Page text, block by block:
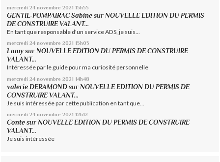
mercredi 24 novembre 2021 15h55
GENTIL-POMPAIRAC Sabine sur NOUVELLE EDITION DU PERMIS
DE CONSTRUIRE VALANT...
En tant que responsable d'un service ADS, je suis...
mercredi 24 novembre 2021 15h05
Lamy surNOUVELLE EDITION DU PERMIS DE CONSTRUIRE
VALANT...
Intéressée par le guide pour ma curiosité personnelle
mercredi 24 novembre 2021 14h48
valerie DERAMOND sur NOUVELLE EDITION DU PERMIS DE
CONSTRUIRE VALANT...
Je suis intéressée par cette publication en tant que...
mercredi 24 novembre 2021 12h12
Conte surNOUVELLE EDITION DU PERMIS DE CONSTRUIRE
VALANT...
Je suis intéressée